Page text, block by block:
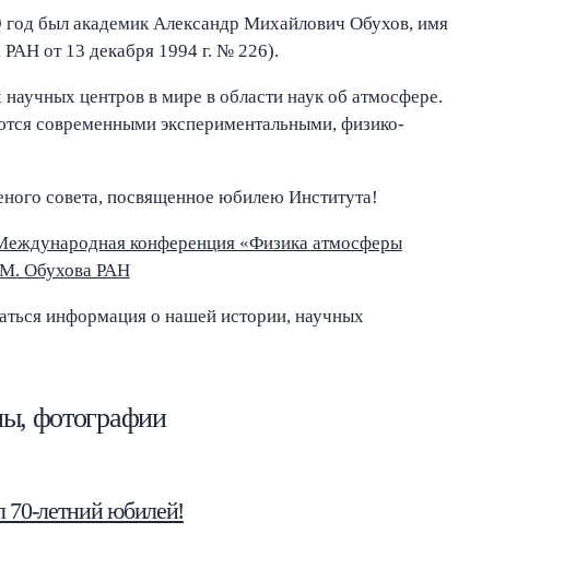
был академик Александр Михайлович Обухов, имя
РАН от 13 декабря 1994 г. № 226).
центров в мире в области наук об атмосфере.
современными экспериментальными, физико-
совета, посвященное юбилею Института!
конференция «Физика атмосферы
М. Обухова РАН
информация о нашей истории, научных
фотографии
летний юбилей!